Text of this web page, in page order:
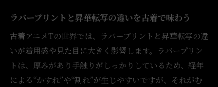
ラバープリントと昇華転写の違いを古着で味わう
古着アニメTの世界では、ラバープリントと昇華転写の違
いが着用感や見た目に大きく影響します。ラバープリン
トは、厚みがあり手触りがしっかりしているため、経年
による“かすれ”や“割れ”が生じやすいですが、それがむ